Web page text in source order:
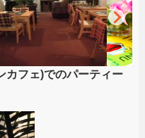
カフェ)でのパーティー